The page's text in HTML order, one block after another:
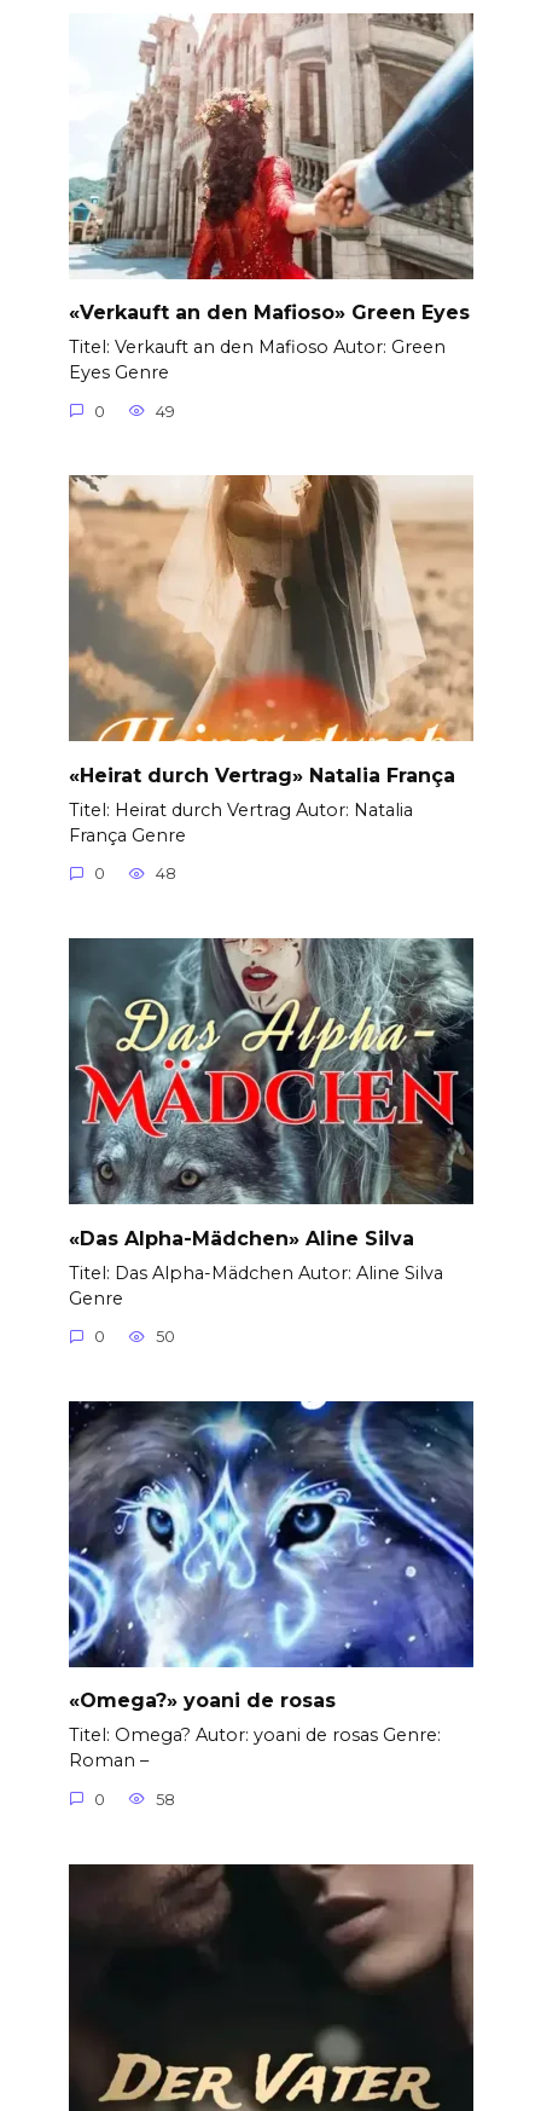
«Verkauft an den Mafioso» Green Eyes
Titel: Verkauft an den Mafioso Autor: Green
Eyes Genre
0 49
«Heirat durch Vertrag» Natalia França
Titel: Heirat durch Vertrag Autor: Natalia
França Genre
0 48
«Das Alpha-Mädchen» Aline Silva
Titel: Das Alpha-Mädchen Autor: Aline Silva
Genre
0 50
«Omega?» yoani de rosas
Titel: Omega? Autor: yoani de rosas Genre:
Roman –
0 58